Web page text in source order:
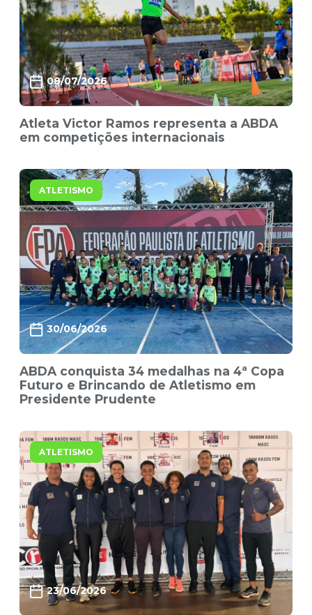
08/07/2026
Atleta Victor Ramos representa a ABDA
em competições internacionais
ATLETISMO
30/06/2026
ABDA conquista 34 medalhas na 4ª Copa
Futuro e Brincando de Atletismo em
Presidente Prudente
ATLETISMO
23/06/2026